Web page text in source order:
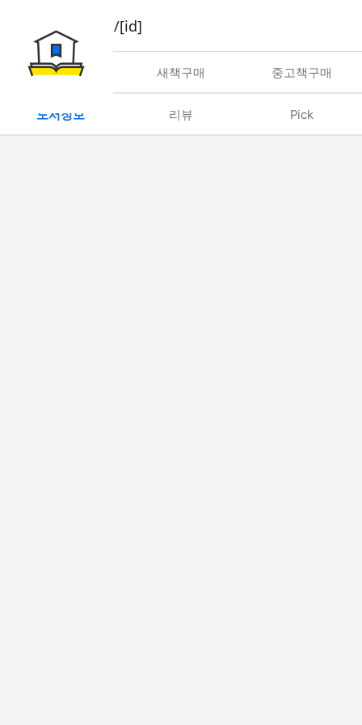
book/rent/[id]
대여 새책구매 중고책구매
도서정보 리뷰 Pick